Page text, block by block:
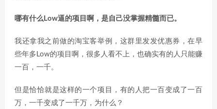
哪有什么Low逼的项目啊，是自己没掌握精髓而已。
我还拿我之前做的淘宝客举例，这群里发发优惠券，在早
些年多Low的项目啊，很多人看不上，也确实有的人只能赚
一百，一千。
但是恰恰就是这样的一个项目，有的人把一百变成了一百
万，一千变成了一千万，为什么？